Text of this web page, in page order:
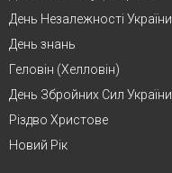
День Незалежності України
День знань
Геловін (Хелловін)
День Збройних Сил України
Різдво Христове
Новий Рік